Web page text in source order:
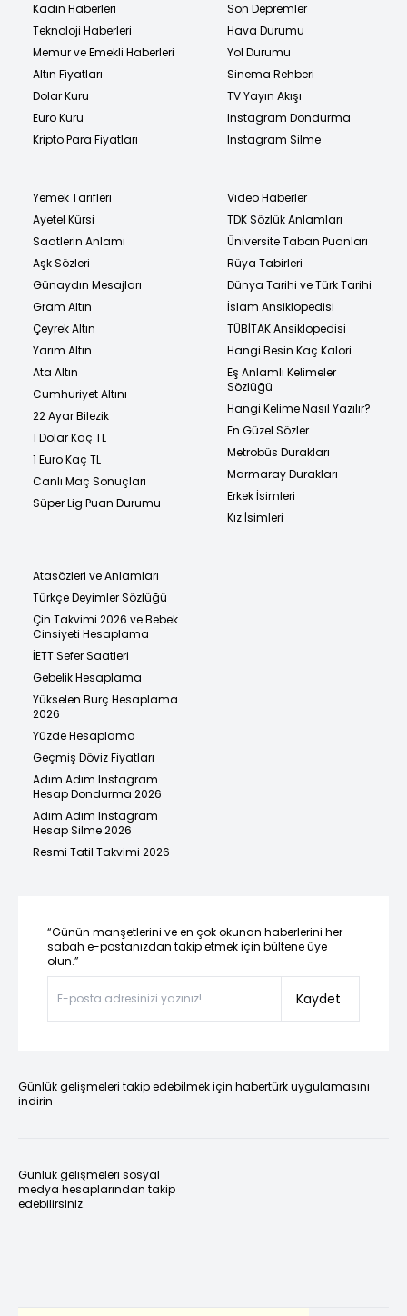
Kadın Haberleri
Teknoloji Haberleri
Memur ve Emekli Haberleri
Altın Fiyatları
Dolar Kuru
Euro Kuru
Kripto Para Fiyatları
Son Depremler
Hava Durumu
Yol Durumu
Sinema Rehberi
TV Yayın Akışı
Instagram Dondurma
Instagram Silme
Yemek Tarifleri
Ayetel Kürsi
Saatlerin Anlamı
Aşk Sözleri
Günaydın Mesajları
Gram Altın
Çeyrek Altın
Yarım Altın
Ata Altın
Cumhuriyet Altını
22 Ayar Bilezik
1 Dolar Kaç TL
1 Euro Kaç TL
Canlı Maç Sonuçları
Süper Lig Puan Durumu
Video Haberler
TDK Sözlük Anlamları
Üniversite Taban Puanları
Rüya Tabirleri
Dünya Tarihi ve Türk Tarihi
İslam Ansiklopedisi
TÜBİTAK Ansiklopedisi
Hangi Besin Kaç Kalori
Eş Anlamlı Kelimeler
Sözlüğü
Hangi Kelime Nasıl Yazılır?
En Güzel Sözler
Metrobüs Durakları
Marmaray Durakları
Erkek İsimleri
Kız İsimleri
Atasözleri ve Anlamları
Türkçe Deyimler Sözlüğü
Çin Takvimi 2026 ve Bebek
Cinsiyeti Hesaplama
İETT Sefer Saatleri
Gebelik Hesaplama
Yükselen Burç Hesaplama
2026
Yüzde Hesaplama
Geçmiş Döviz Fiyatları
Adım Adım Instagram
Hesap Dondurma 2026
Adım Adım Instagram
Hesap Silme 2026
Resmi Tatil Takvimi 2026
“Günün manşetlerini ve en çok okunan haberlerini her
sabah e-postanızdan takip etmek için bültene üye
olun.”
Kaydet
Günlük gelişmeleri takip edebilmek için habertürk uygulamasını
indirin
Günlük gelişmeleri sosyal
medya hesaplarından takip
edebilirsiniz.